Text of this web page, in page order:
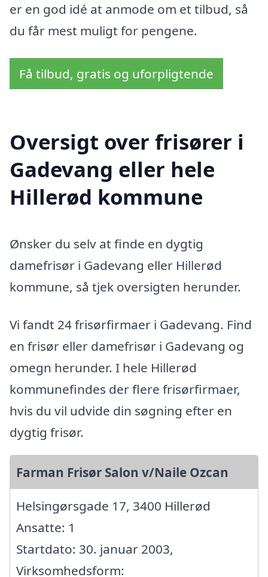
er en god idé at anmode om et tilbud, så
du får mest muligt for pengene.
Få tilbud, gratis og uforpligtende
Oversigt over frisører i
Gadevang eller hele
Hillerød kommune
Ønsker du selv at finde en dygtig
damefrisør i Gadevang eller Hillerød
kommune, så tjek oversigten herunder.
Vi fandt 24 frisørfirmaer i Gadevang. Find
en frisør eller damefrisør i Gadevang og
omegn herunder. I hele Hillerød
kommunefindes der flere frisørfirmaer,
hvis du vil udvide din søgning efter en
dygtig frisør.
Farman Frisør Salon v/Naile Ozcan
Helsingørsgade 17, 3400 Hillerød
Ansatte: 1
Startdato: 30. januar 2003,
Virksomhedsform: